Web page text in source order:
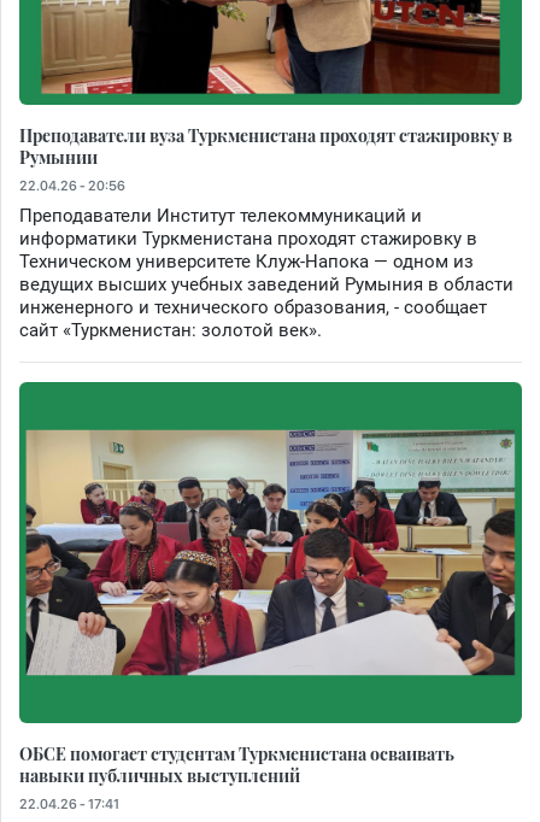
Преподаватели вуза Туркменистана проходят стажировку в
Румынии
22.04.26 - 20:56
Преподаватели Институт телекоммуникаций и
информатики Туркменистана проходят стажировку в
Техническом университете Клуж-Напока — одном из
ведущих высших учебных заведений Румыния в области
инженерного и технического образования, - сообщает
сайт «Туркменистан: золотой век».
ОБСЕ помогает студентам Туркменистана осваивать
навыки публичных выступлений
22.04.26 - 17:41